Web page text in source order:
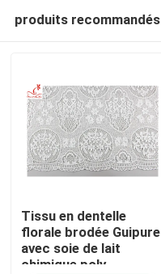
produits recommandés
Tissu en dentelle
florale brodée Guipure
avec soie de lait
chimique poly